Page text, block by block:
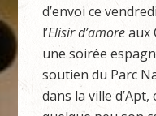
d’envoi ce
l’Elisir d’amoreaux
une soirée
soutien du Parc
dans la ville